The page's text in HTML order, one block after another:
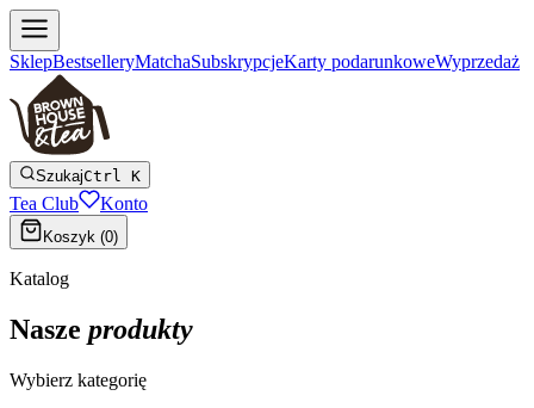
SklepBestselleryMatchaSubskrypcjeKarty podarunkoweWyprzedaż
SzukajCtrl K
Tea Club Konto
Koszyk (0)
Katalog
Nasze produkty
Wybierz kategorię